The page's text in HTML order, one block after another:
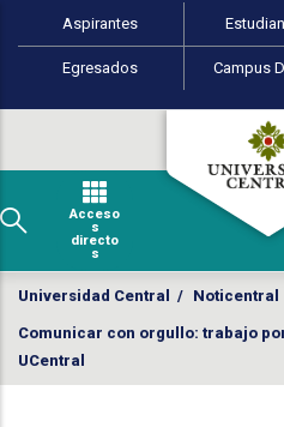
Pasar al contenido principal
Perfiles de usuario
Aspirantes
Egresados Campus
Acceso
s
directo
s
Universidad Central / Noticentral
Comunicar con orgullo: trabajo
UCentral